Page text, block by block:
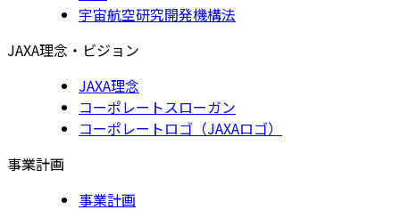
宇宙航空研究開発機構法
JAXA理念・ビジョン
JAXA理念
コーポレートスローガン
コーポレートロゴ（JAXAロゴ）
事業計画
事業計画